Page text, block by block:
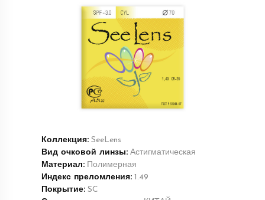
Коллекция: SeeLens
Вид очковой линзы: Астигматическая
Материал: Полимерная
Индекс преломления: 1.49
Покрытие: SC